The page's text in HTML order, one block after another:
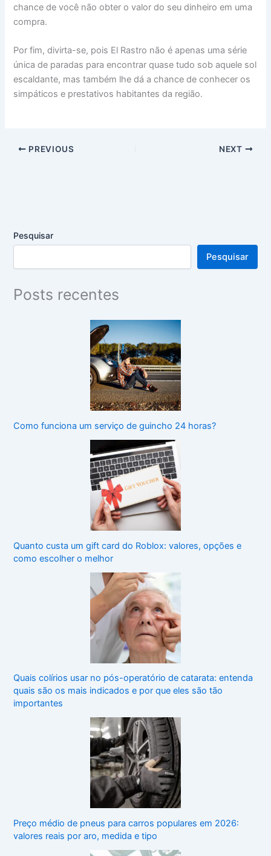
chance de você não obter o valor do seu dinheiro em uma
compra.
Por fim, divirta-se, pois El Rastro não é apenas uma série
única de paradas para encontrar quase tudo sob aquele sol
escaldante, mas também lhe dá a chance de conhecer os
simpáticos e prestativos habitantes da região.
PREVIOUS NEXT
Pesquisar
Pesquisar
Posts recentes
Como funciona um serviço de guincho 24 horas?
Quanto custa um gift card do Roblox: valores, opções e
como escolher o melhor
Quais colírios usar no pós-operatório de catarata: entenda
quais são os mais indicados e por que eles são tão
importantes
Preço médio de pneus para carros populares em 2026:
valores reais por aro, medida e tipo